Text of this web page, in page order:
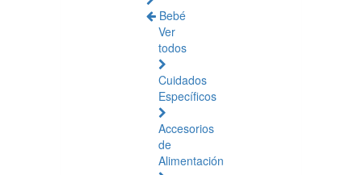
Bebé
Ver
todos
Cuidados
Específicos
Accesorios
de
Alimentación